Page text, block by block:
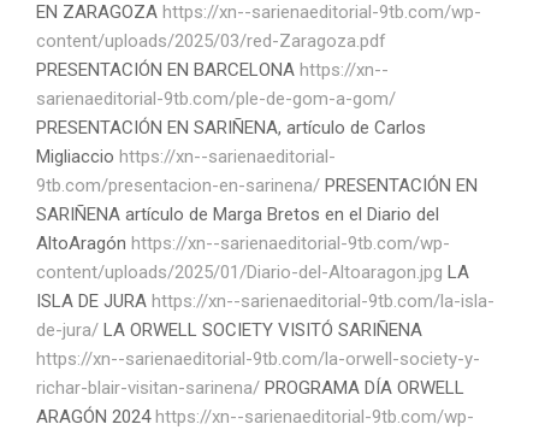
EN ZARAGOZA https://xn--sarienaeditorial-9tb.com/wp-
content/uploads/2025/03/red-Zaragoza.pdf
PRESENTACIÓN EN BARCELONA https://xn--
sarienaeditorial-9tb.com/ple-de-gom-a-gom/
PRESENTACIÓN EN SARIÑENA, artículo de Carlos
Migliaccio https://xn--sarienaeditorial-
9tb.com/presentacion-en-sarinena/ PRESENTACIÓN EN
SARIÑENA artículo de Marga Bretos en el Diario del
AltoAragón https://xn--sarienaeditorial-9tb.com/wp-
content/uploads/2025/01/Diario-del-Altoaragon.jpg LA
ISLA DE JURA https://xn--sarienaeditorial-9tb.com/la-isla-
de-jura/ LA ORWELL SOCIETY VISITÓ SARIÑENA
https://xn--sarienaeditorial-9tb.com/la-orwell-society-y-
richar-blair-visitan-sarinena/ PROGRAMA DÍA ORWELL
ARAGÓN 2024https://xn--sarienaeditorial-9tb.com/wp-